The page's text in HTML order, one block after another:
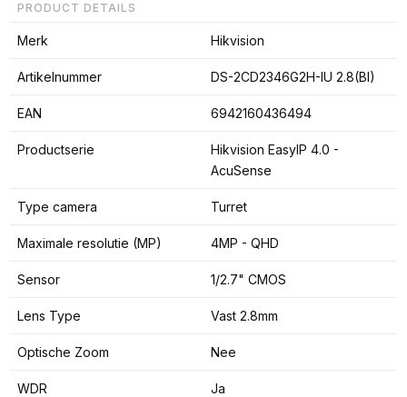
PRODUCT DETAILS
Merk Hikvision
Artikelnummer DS-2CD2346G2H-IU 2.8(Bl)
EAN 6942160436494
Productserie
Hikvision EasyIP 4.0 -
AcuSense
Type camera Turret
Maximale resolutie (MP) 4MP - QHD
Sensor 1/2.7" CMOS
Lens Type Vast 2.8mm
Optische Zoom Nee
WDR Ja